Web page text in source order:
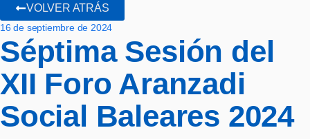
VOLVER ATRÁS
16 de septiembre de 2024
Séptima Sesión del
XII Foro Aranzadi
Social Baleares 2024